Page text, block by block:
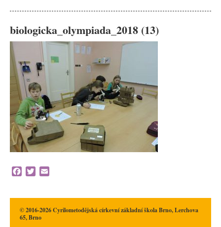
biologicka_olympiada_2018 (13)
Facebook
Twitter
© 2016-2026 Cyrilometodějská církevní základní škola Brno, Lerchova
65, Brno